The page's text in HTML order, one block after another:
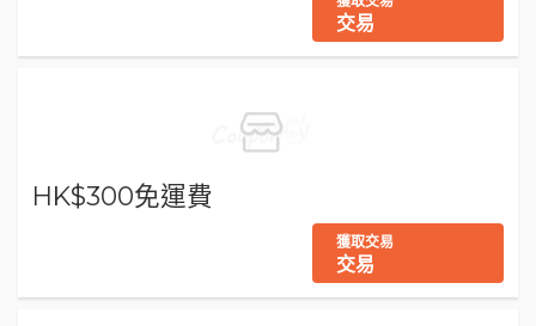
交易
HK$300免運費
獲取交易
交易